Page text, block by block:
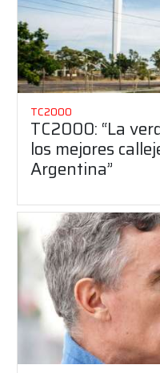
TC2000
TC2000: “La
los mejores
Argentina”